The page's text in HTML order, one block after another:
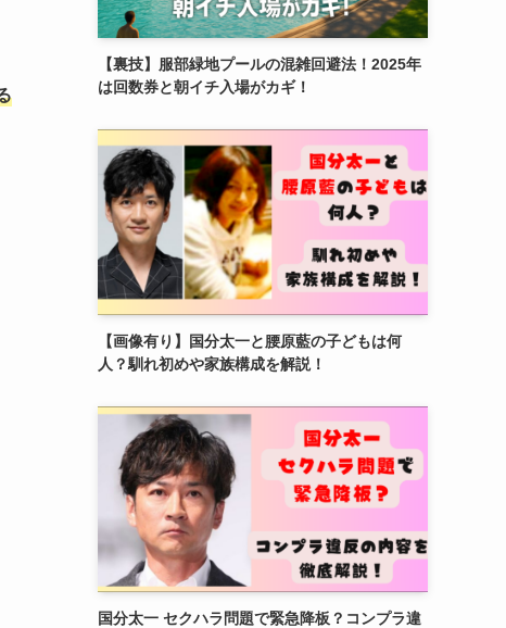
【裏技】服部緑地プールの混雑回避法！2025年
は回数券と朝イチ入場がカギ！
【画像有り】国分太一と腰原藍の子どもは何
人？馴れ初めや家族構成を解説！
国分太一 セクハラ問題で緊急降板？コンプラ違